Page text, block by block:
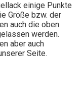
einige Punkte
Größe bzw. der
auch die oben
werden.
aber auch
Seite.